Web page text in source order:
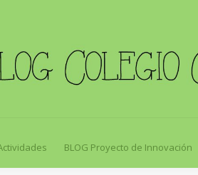
BLOG Proyecto de Innovación